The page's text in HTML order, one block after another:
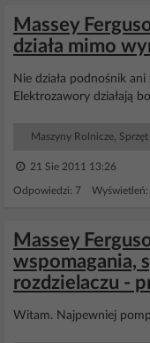
Massey
działa mimo
Nie działa podnośnik
Elektrozawory działają
Maszyny Rolnicze, Sprzęt
21 Sie 2011 13:26
Odpowiedzi: 7 Wyświetleń:
Massey
wspomagania,
rozdzielaczu -
Witam. Najpewniej